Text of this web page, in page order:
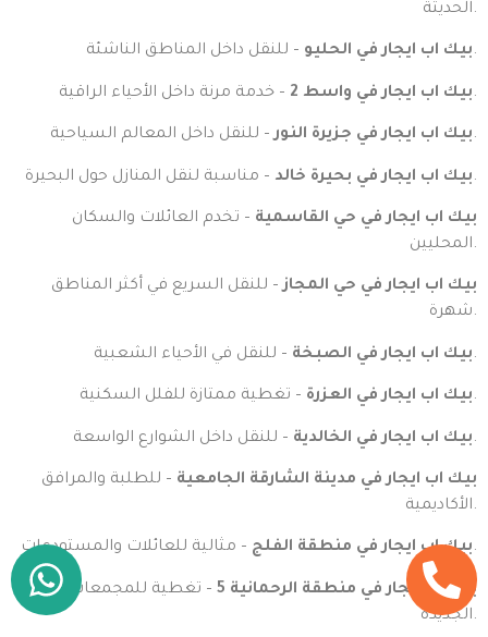
الحديثة.
بيك اب ايجار في الحليو– للنقل داخل المناطق الناشئة.
بيك اب ايجار في واسط 2– خدمة مرنة داخل الأحياء الراقية.
بيك اب ايجار في جزيرة النور– للنقل داخل المعالم السياحية.
بيك اب ايجار في بحيرة خالد– مناسبة لنقل المنازل حول البحيرة.
بيك اب ايجار في حي القاسمية – تخدم العائلات والسكان
المحليين.
بيك اب ايجار في حي المجاز– للنقل السريع في أكثر المناطق
شهرة.
بيك اب ايجار في الصبخة– للنقل في الأحياء الشعبية.
بيك اب ايجار في العزرة– تغطية ممتازة للفلل السكنية.
بيك اب ايجار في الخالدية– للنقل داخل الشوارع الواسعة.
بيك اب ايجار في مدينة الشارقة الجامعية – للطلبة والمرافق
الأكاديمية.
بيك اب ايجار في منطقة الفلج– مثالية للعائلات والمستودعات.
بيك اب ايجار في منطقة الرحمانية 5
– تغطية للمجمعات
الجديدة.